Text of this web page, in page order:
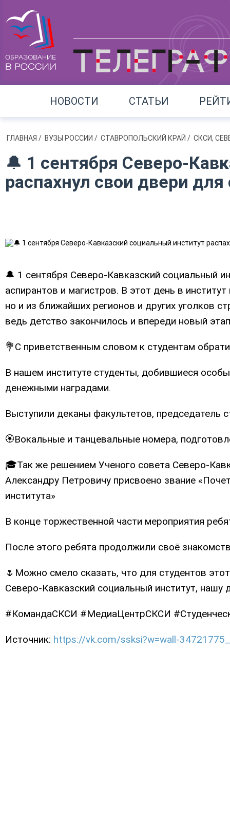
НОВОСТИ СТАТЬИ
ГЛАВНАЯ / ВУЗЫ РОССИИ / СТАВРОПОЛЬСКИЙ КРАЙ / СКСИ,
🔔 1 сентября Северо-
распахнул свои двери для
🔔 1 сентября Северо-Кавказский социальный
аспирантов и магистров. В этот день в
но и из ближайших регионов и других уголков
ведь детство закончилось и впереди новый
💐С приветственным словом к студентам
В нашем институте студенты, добившиеся
денежными наградами.
Выступили деканы факультетов, председатель
🏵Вокальные и танцевальные номера,
🎓Так же решением Ученого совета Северо-
Александру Петровичу присвоено звание
института»
В конце торжественной части мероприятия
После этого ребята продолжили своё
🌷Можно смело сказать, что для студентов
Северо-Кавказский социальный институт,
#КомандаСКСИ #МедиаЦентрСКСИ
Источник: https://vk.com/ssksi?w=wall-